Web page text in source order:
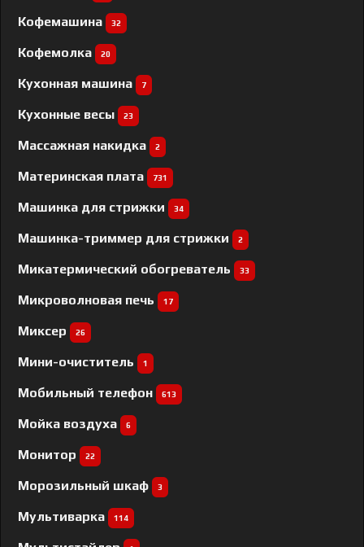
Кофемашина 32
Кофемолка 20
Кухонная машина 7
Кухонные весы 23
Массажная накидка 2
Материнская плата 731
Машинка для стрижки 34
Машинка-триммер для стрижки 2
Микатермический обогреватель 33
Микроволновая печь 17
Миксер 26
Мини-очиститель 1
Мобильный телефон 613
Мойка воздуха 6
Монитор 22
Морозильный шкаф 3
Мультиварка 114